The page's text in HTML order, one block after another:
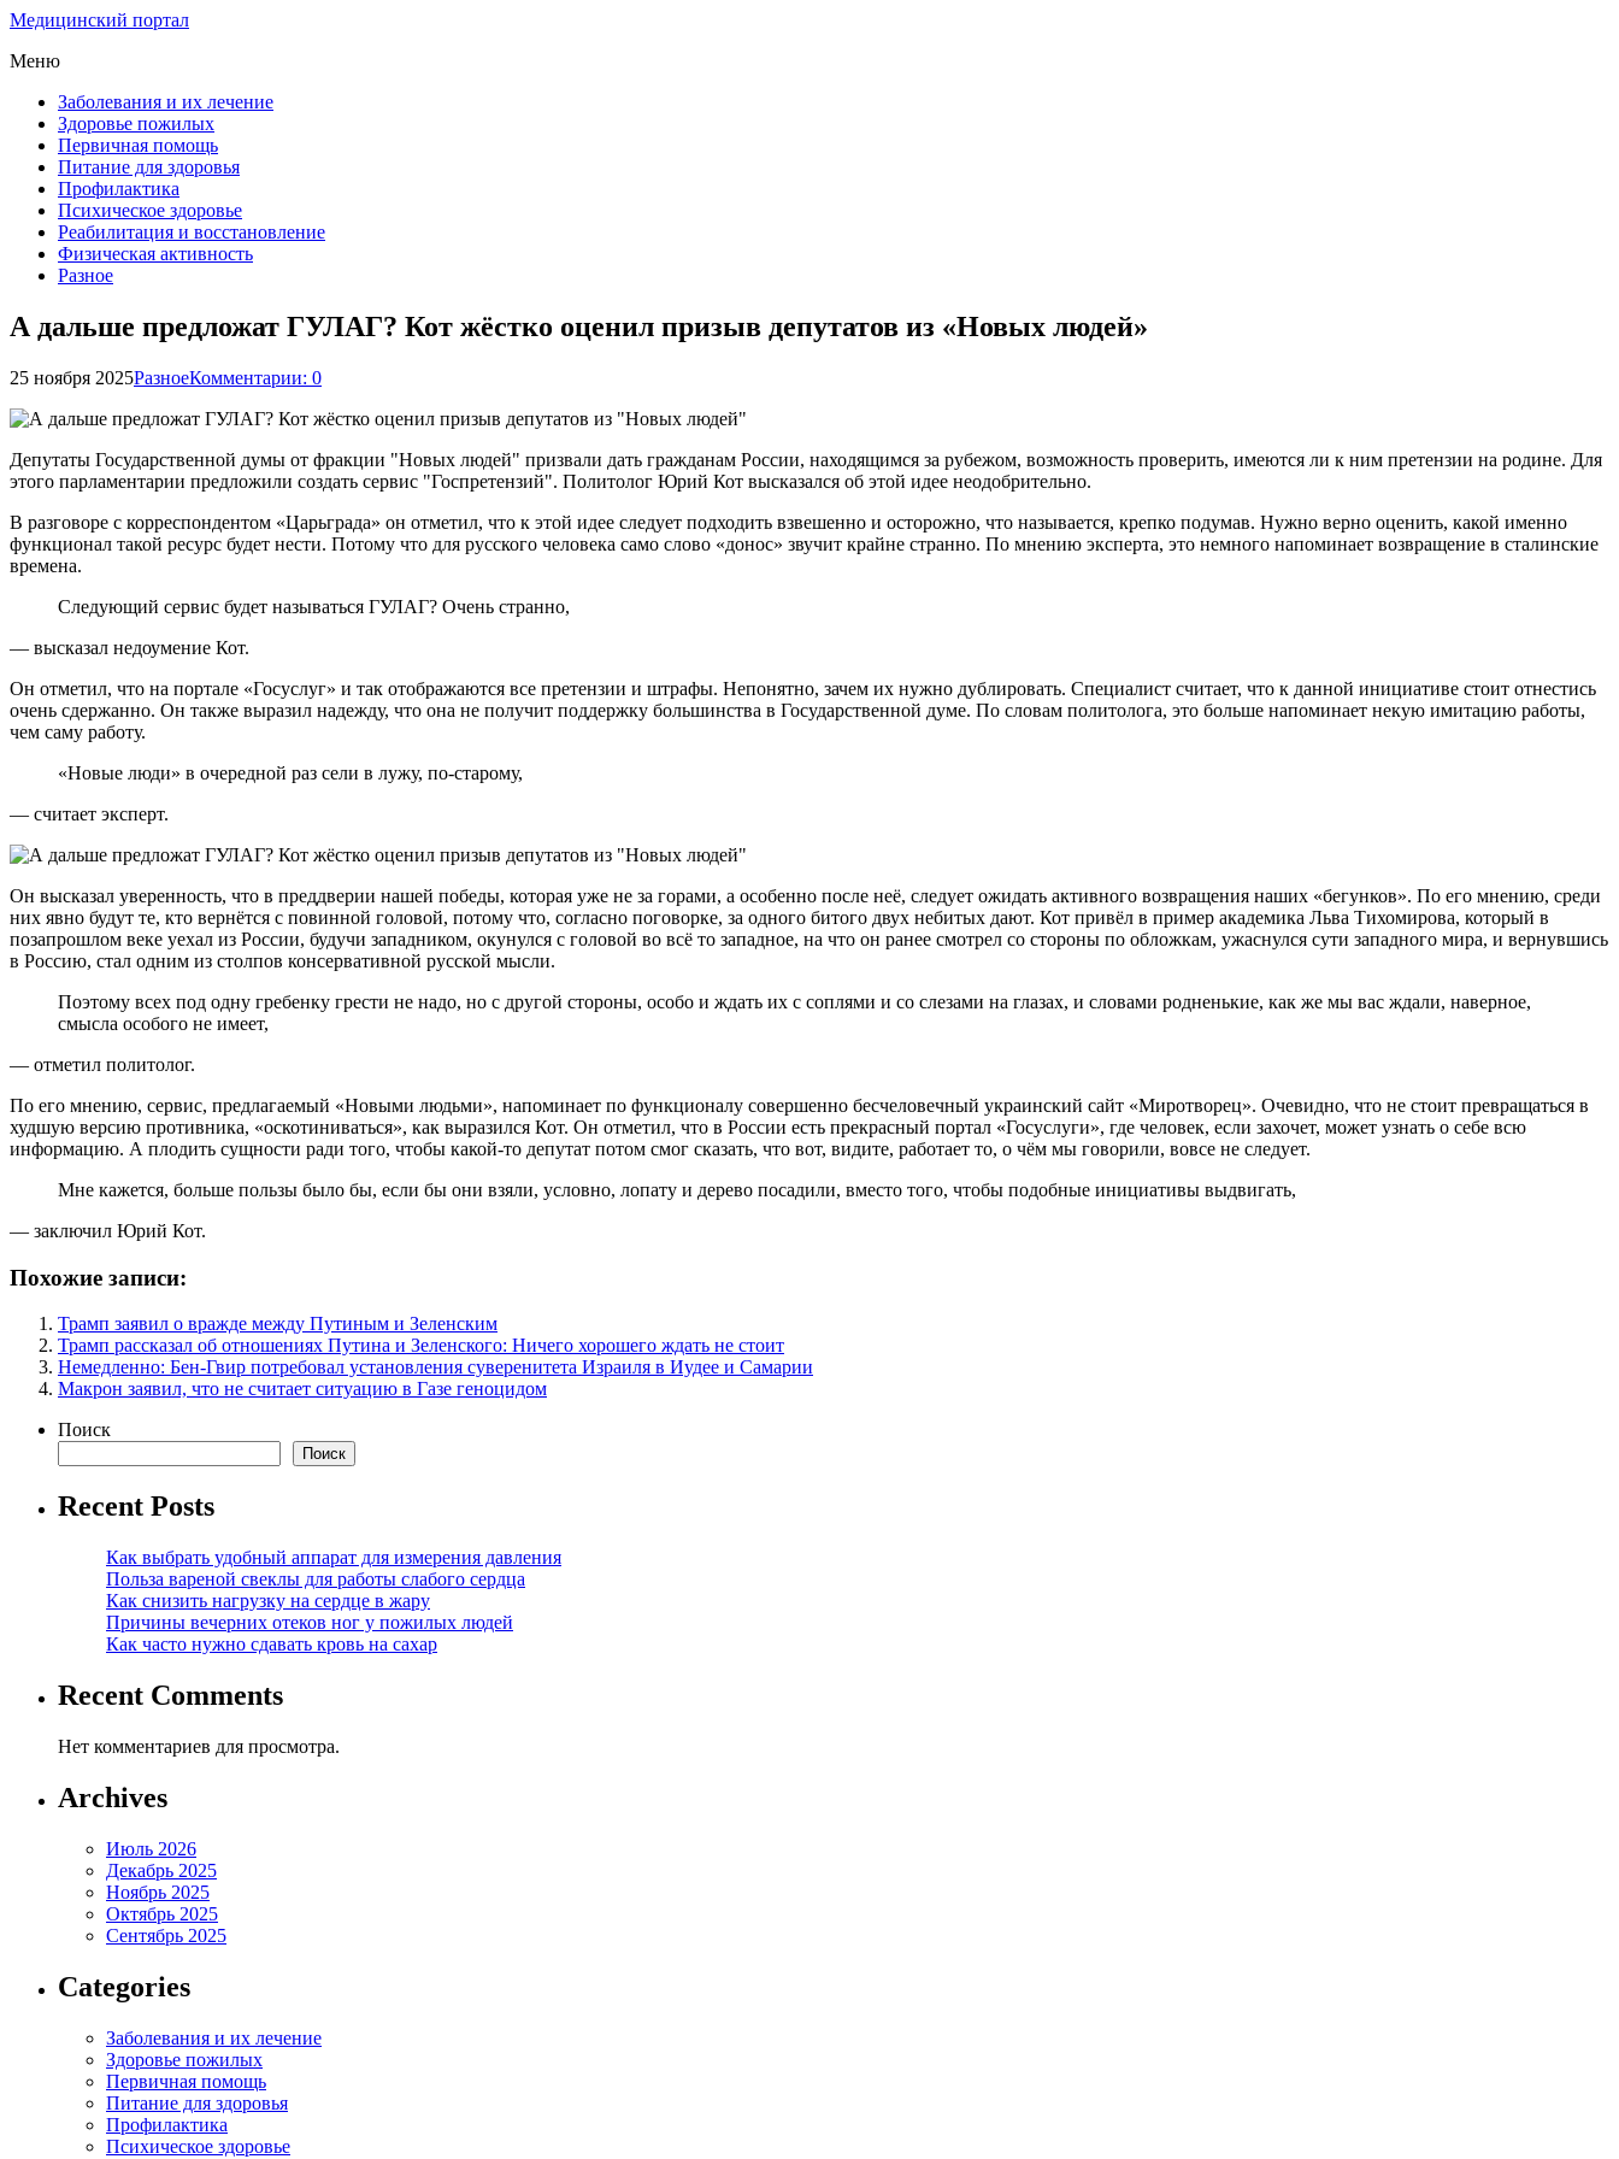
Медицинский портал
Меню
Заболевания и их лечение
Здоровье пожилых
Первичная помощь
Питание для здоровья
Профилактика
Психическое здоровье
Реабилитация и восстановление
Физическая активность
Разное
А дальше предложат ГУЛАГ? Кот жёстко оценил призыв депутатов из «Новых людей»
25 ноября 2025РазноеКомментарии: 0
Депутаты Государственной думы от фракции "Новых людей" призвали дать гражданам России, находящимся за рубежом, возможность проверить, имеются ли к ним претензии на родине. Для
этого парламентарии предложили создать сервис "Госпретензий". Политолог Юрий Кот высказался об этой идее неодобрительно.
В разговоре с корреспондентом «Царьграда» он отметил, что к этой идее следует подходить взвешенно и осторожно, что называется, крепко подумав. Нужно верно оценить, какой именно
функционал такой ресурс будет нести. Потому что для русского человека само слово «донос» звучит крайне странно. По мнению эксперта, это немного напоминает возвращение в сталинские
времена.
Следующий сервис будет называться ГУЛАГ? Очень странно,
— высказал недоумение Кот.
Он отметил, что на портале «Госуслуг» и так отображаются все претензии и штрафы. Непонятно, зачем их нужно дублировать. Специалист считает, что к данной инициативе стоит отнестись
очень сдержанно. Он также выразил надежду, что она не получит поддержку большинства в Государственной думе. По словам политолога, это больше напоминает некую имитацию работы,
чем саму работу.
«Новые люди» в очередной раз сели в лужу, по-старому,
— считает эксперт.
Он высказал уверенность, что в преддверии нашей победы, которая уже не за горами, а особенно после неё, следует ожидать активного возвращения наших «бегунков». По его мнению, среди
них явно будут те, кто вернётся с повинной головой, потому что, согласно поговорке, за одного битого двух небитых дают. Кот привёл в пример академика Льва Тихомирова, который в
позапрошлом веке уехал из России, будучи западником, окунулся с головой во всё то западное, на что он ранее смотрел со стороны по обложкам, ужаснулся сути западного мира, и вернувшись
в Россию, стал одним из столпов консервативной русской мысли.
Поэтому всех под одну гребенку грести не надо, но с другой стороны, особо и ждать их с соплями и со слезами на глазах, и словами родненькие, как же мы вас ждали, наверное,
смысла особого не имеет,
— отметил политолог.
По его мнению, сервис, предлагаемый «Новыми людьми», напоминает по функционалу совершенно бесчеловечный украинский сайт «Миротворец». Очевидно, что не стоит превращаться в
худшую версию противника, «оскотиниваться», как выразился Кот. Он отметил, что в России есть прекрасный портал «Госуслуги», где человек, если захочет, может узнать о себе всю
информацию. А плодить сущности ради того, чтобы какой-то депутат потом смог сказать, что вот, видите, работает то, о чём мы говорили, вовсе не следует.
Мне кажется, больше пользы было бы, если бы они взяли, условно, лопату и дерево посадили, вместо того, чтобы подобные инициативы выдвигать,
— заключил Юрий Кот.
Похожие записи:
Трамп заявил о вражде между Путиным и Зеленским
Трамп рассказал об отношениях Путина и Зеленского: Ничего хорошего ждать не стоит
Немедленно: Бен-Гвир потребовал установления суверенитета Израиля в Иудее и Самарии
Макрон заявил, что не считает ситуацию в Газе геноцидом
Поиск
Поиск
Recent Posts
Как выбрать удобный аппарат для измерения давления
Польза вареной свеклы для работы слабого сердца
Как снизить нагрузку на сердце в жару
Причины вечерних отеков ног у пожилых людей
Как часто нужно сдавать кровь на сахар
Recent Comments
Нет комментариев для просмотра.
Archives
Июль 2026
Декабрь 2025
Ноябрь 2025
Октябрь 2025
Сентябрь 2025
Categories
Заболевания и их лечение
Здоровье пожилых
Первичная помощь
Питание для здоровья
Профилактика
Психическое здоровье